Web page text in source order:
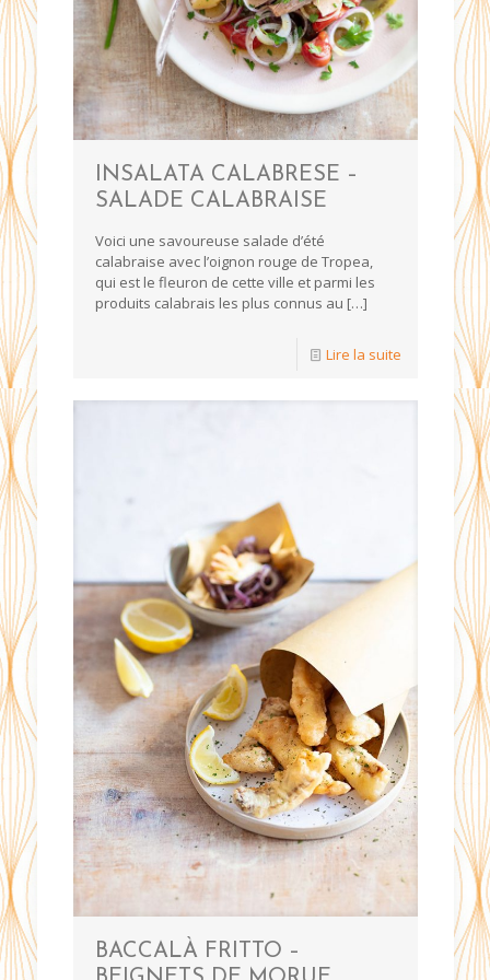
INSALATA CALABRESE –
SALADE CALABRAISE
Voici une savoureuse salade d’été
calabraise avec l’oignon rouge de Tropea,
qui est le fleuron de cette ville et parmi les
produits calabrais les plus connus au […]
Lire la suite
BACCALÀ FRITTO –